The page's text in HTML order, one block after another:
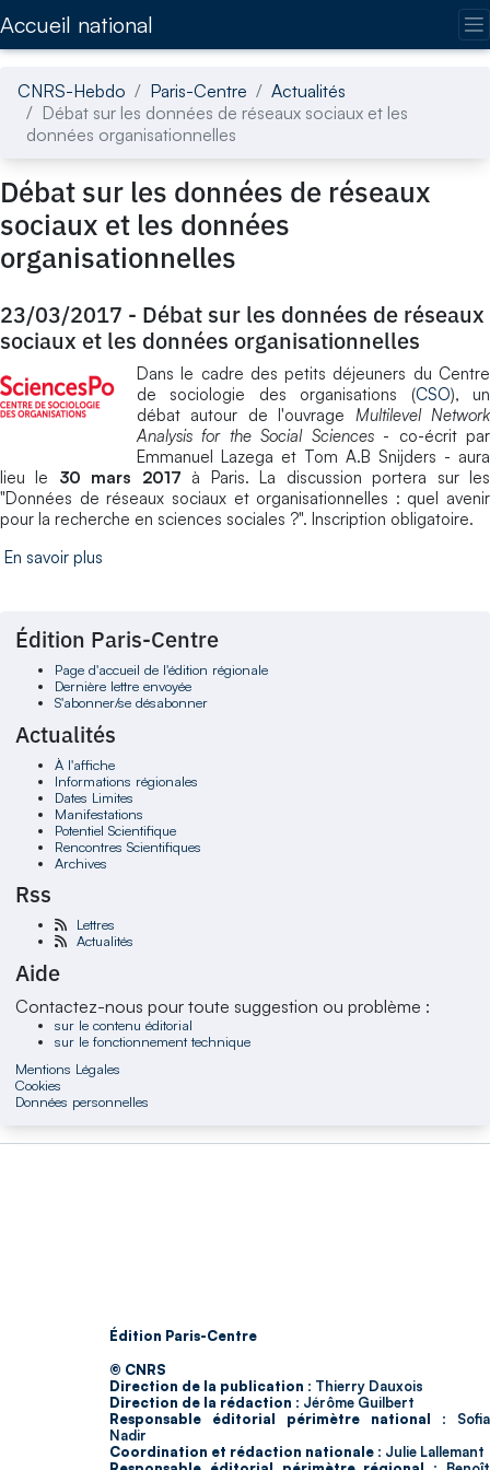
Accueil national
CNRS-Hebdo Paris-Centre
Actualités
Débat sur les données de réseaux sociaux et les
données organisationnelles
Débat sur les données de réseaux
sociaux et les données
organisationnelles
23/03/2017 - Débat sur les données de réseaux
sociaux et les données organisationnelles
Dans le cadre des petits déjeuners du Centre
de sociologie des organisations (CSO), un
débat autour de l'ouvrage Multilevel Network
Analysis for the Social Sciences- co-écrit par
Emmanuel Lazega et Tom A.B Snijders - aura
lieu le 30 mars 2017 à Paris. La discussion portera sur les
"Données de réseaux sociaux et organisationnelles : quel avenir
pour la recherche en sciences sociales ?". Inscription obligatoire.
En savoir plus
Édition Paris-Centre
Page d'accueil de l'édition régionale
Dernière lettre envoyée
S'abonner/se désabonner
Actualités
À l'affiche
Informations régionales
Dates Limites
Manifestations
Potentiel Scientifique
Rencontres Scientifiques
Archives
Rss
Lettres
Actualités
Aide
Contactez-nous pour toute suggestion ou problème :
sur le contenu éditorial
sur le fonctionnement technique
Mentions Légales
Cookies
Données personnelles
Édition Paris-Centre
© CNRS
Direction de la publication : Thierry Dauxois
Direction de la rédaction : Jérôme Guilbert
Responsable éditorial périmètre national : Sofia
Nadir
Coordination et rédaction nationale : Julie Lallemant